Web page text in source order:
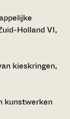
Holland VI,
kieskringen,
kunstwerken